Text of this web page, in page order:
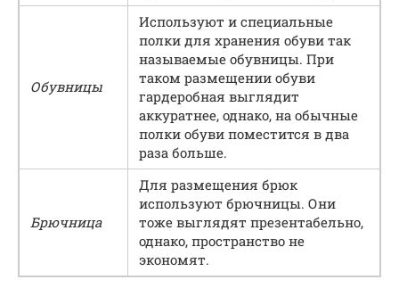
Обувницы
Используют и специальные
полки для хранения обуви так
называемые обувницы. При
таком размещении обуви
гардеробная выглядит
аккуратнее, однако, на обычные
полки обуви поместится в два
раза больше.
Брючница
Для размещения брюк
используют брючницы. Они
тоже выглядят презентабельно,
однако, пространство не
экономят.